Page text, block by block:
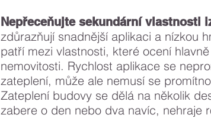
Nepřeceňujte sekundární vlastnosti
zdůrazňují snadnější aplikaci a nízkou
patří mezi vlastnosti, které ocení
nemovitosti. Rychlost aplikace se
zateplení, může ale nemusí se
Zateplení budovy se dělá na několik
zabere o den nebo dva navíc, nehraje